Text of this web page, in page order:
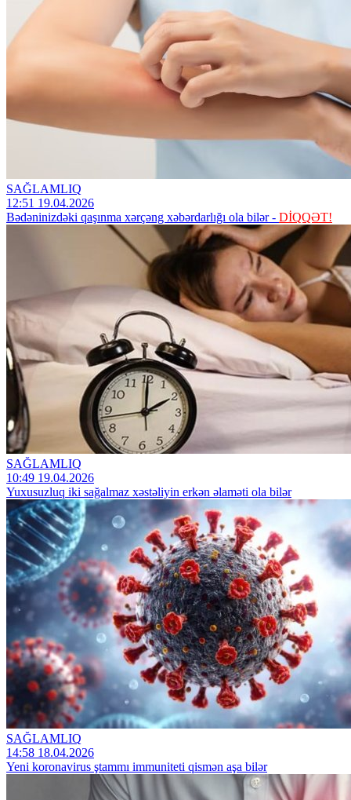
SAĞLAMLIQ
12:51 19.04.2026
Bədəninizdəki qaşınma xərçəng xəbərdarlığı ola bilər - DİQQƏT!
SAĞLAMLIQ
10:49 19.04.2026
Yuxusuzluq iki sağalmaz xəstəliyin erkən əlaməti ola bilər
SAĞLAMLIQ
14:58 18.04.2026
Yeni koronavirus ştammı immuniteti qismən aşa bilər